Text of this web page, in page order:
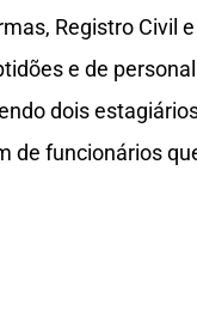
Registro Civil
e de
dois
de funcionários